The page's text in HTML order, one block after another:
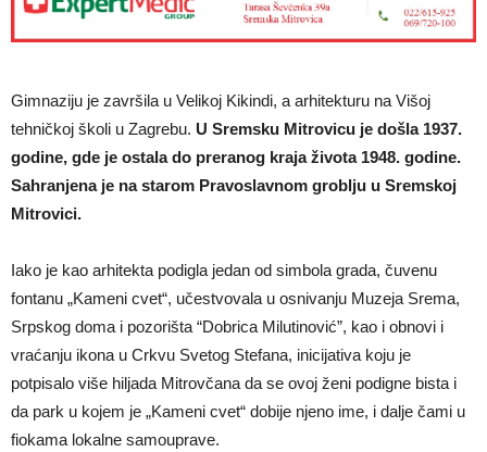
Gimnaziju je završila u Velikoj Kikindi, a arhitekturu na Višoj
tehničkoj školi u Zagrebu. U Sremsku Mitrovicu je došla 1937.
godine, gde je ostala do preranog kraja života 1948. godine.
Sahranjena je na starom Pravoslavnom groblju u Sremskoj
Mitrovici.
Iako je kao arhitekta podigla jedan od simbola grada, čuvenu
fontanu „Kameni cvet“, učestvovala u osnivanju Muzeja Srema,
Srpskog doma i pozorišta “Dobrica Milutinović”, kao i obnovi i
vraćanju ikona u Crkvu Svetog Stefana, inicijativa koju je
potpisalo više hiljada Mitrovčana da se ovoj ženi podigne bista i
da park u kojem je „Kameni cvet“ dobije njeno ime, i dalje čami u
fiokama lokalne samouprave.